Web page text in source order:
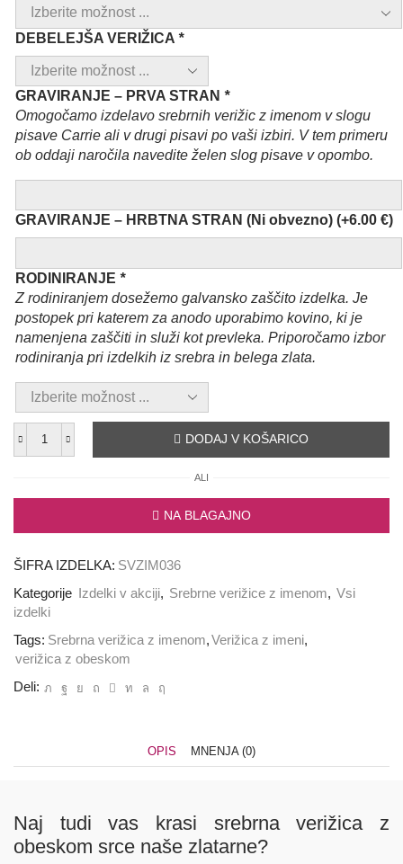
DEBELEJŠA VERIŽICA *
GRAVIRANJE – PRVA STRAN *
Omogočamo izdelavo srebrnih verižic z imenom v slogu
pisave Carrie ali v drugi pisavi po vaši izbiri. V tem primeru
ob oddaji naročila navedite želen slog pisave v opombo.
GRAVIRANJE – HRBTNA STRAN (Ni obvezno) (+6.00 €)
RODINIRANJE *
Z rodiniranjem dosežemo galvansko zaščito izdelka. Je
postopek pri katerem za anodo uporabimo kovino, ki je
namenjena zaščiti in služi kot prevleka. Priporočamo izbor
rodiniranja pri izdelkih iz srebra in belega zlata.
Srebrna
"
količina
DODAJ V KOŠARICO
ALI
NA BLAGAJNO
ŠIFRA IZDELKA: SVZIM036
Kategorije
Izdelki v akciji, Srebrne verižice z imenom, Vsi
izdelki
Tags: Srebrna verižica z imenom,Verižica z imeni,
verižica z obeskom
Deli:
OPIS MNENJA (0)
Naj tudi vas krasi srebrna verižica z
obeskom srce naše zlatarne?